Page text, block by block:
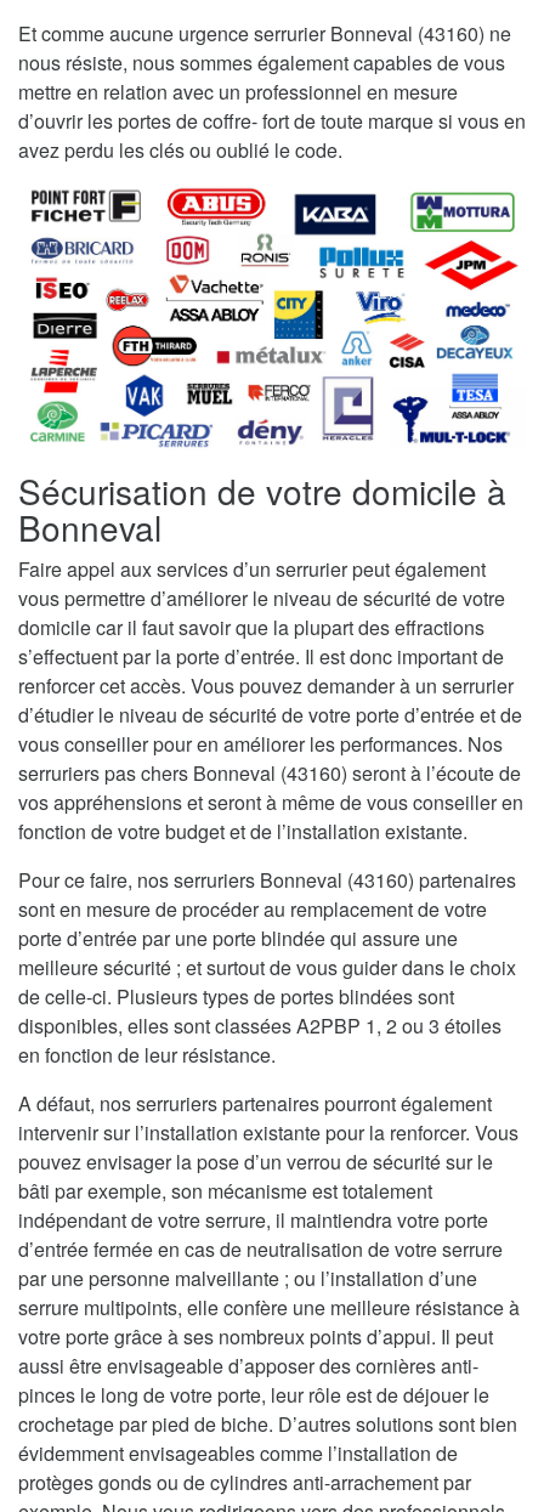
Et comme aucune urgence serrurier Bonneval (43160) ne
nous résiste, nous sommes également capables de vous
mettre en relation avec un professionnel en mesure
d’ouvrir les portes de coffre- fort de toute marque si vous en
avez perdu les clés ou oublié le code.
Sécurisation de votre domicile à
Bonneval
Faire appel aux services d’un serrurier peut également
vous permettre d’améliorer le niveau de sécurité de votre
domicile car il faut savoir que la plupart des effractions
s’effectuent par la porte d’entrée. Il est donc important de
renforcer cet accès. Vous pouvez demander à un serrurier
d’étudier le niveau de sécurité de votre porte d’entrée et de
vous conseiller pour en améliorer les performances. Nos
serruriers pas chers Bonneval (43160) seront à l’écoute de
vos appréhensions et seront à même de vous conseiller en
fonction de votre budget et de l’installation existante.
Pour ce faire, nos serruriers Bonneval (43160) partenaires
sont en mesure de procéder au remplacement de votre
porte d’entrée par une porte blindée qui assure une
meilleure sécurité ; et surtout de vous guider dans le choix
de celle-ci. Plusieurs types de portes blindées sont
disponibles, elles sont classées A2PBP 1, 2 ou 3 étoiles
en fonction de leur résistance.
A défaut, nos serruriers partenaires pourront également
intervenir sur l’installation existante pour la renforcer. Vous
pouvez envisager la pose d’un verrou de sécurité sur le
bâti par exemple, son mécanisme est totalement
indépendant de votre serrure, il maintiendra votre porte
d’entrée fermée en cas de neutralisation de votre serrure
par une personne malveillante ; ou l’installation d’une
serrure multipoints, elle confère une meilleure résistance à
votre porte grâce à ses nombreux points d’appui. Il peut
aussi être envisageable d’apposer des cornières anti-
pinces le long de votre porte, leur rôle est de déjouer le
crochetage par pied de biche. D’autres solutions sont bien
évidemment envisageables comme l’installation de
protèges gonds ou de cylindres anti-arrachement par